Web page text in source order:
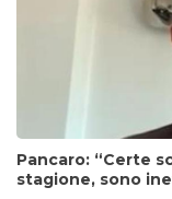
Pancaro: “Certe
stagione, sono